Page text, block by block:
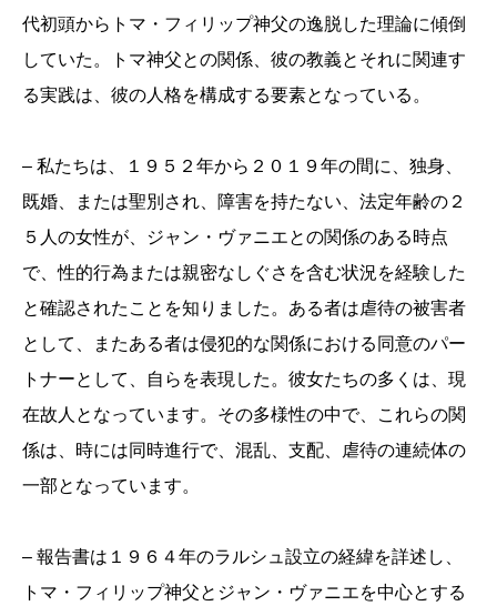
代初頭からトマ・フィリップ神父の逸脱した理論に傾倒
していた。トマ神父との関係、彼の教義とそれに関連す
る実践は、彼の人格を構成する要素となっている。
– 私たちは、１９５２年から２０１９年の間に、独身、
既婚、または聖別され、障害を持たない、法定年齢の２
５人の女性が、ジャン・ヴァニエとの関係のある時点
で、性的行為または親密なしぐさを含む状況を経験した
と確認されたことを知りました。ある者は虐待の被害者
として、またある者は侵犯的な関係における同意のパー
トナーとして、自らを表現した。彼女たちの多くは、現
在故人となっています。その多様性の中で、これらの関
係は、時には同時進行で、混乱、支配、虐待の連続体の
一部となっています。
– 報告書は１９６４年のラルシュ設立の経緯を詳述し、
トマ・フィリップ神父とジャン・ヴァニエを中心とする